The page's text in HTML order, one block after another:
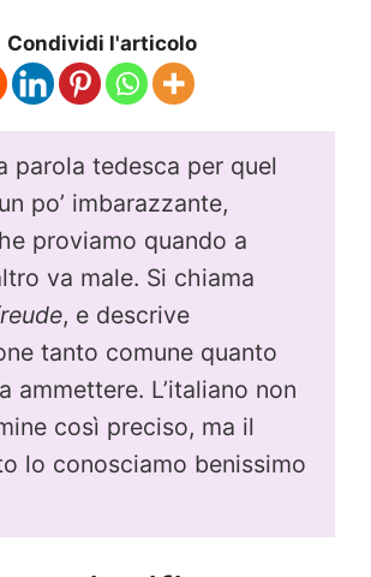
Condividi l'articolo
parola tedesca per quel
po’ imbarazzante,
proviamo quando a
va male. Si chiama
, e descrive
tanto comune quanto
ammettere. L’italiano non
così preciso, ma il
lo conosciamo benissimo